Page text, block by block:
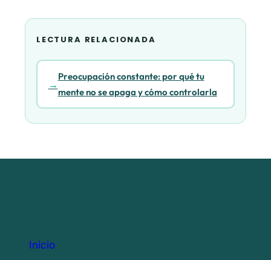
LECTURA RELACIONADA
Preocupación constante: por qué tu
mente no se apaga y cómo controlarla
Inicio